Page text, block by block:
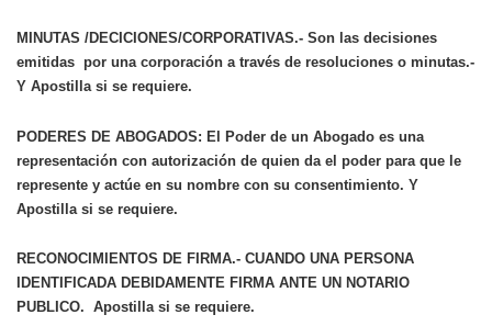
MINUTAS /DECICIONES/CORPORATIVAS.- Son las decisiones
emitidas por una corporación a través de resoluciones o minutas.-
Y Apostilla si se requiere.
PODERES DE ABOGADOS: El Poder de un Abogado es una
representación con autorización de quien da el poder para que le
represente y actúe en su nombre con su consentimiento. Y
Apostilla si se requiere.
RECONOCIMIENTOS DE FIRMA.- CUANDO UNA PERSONA
IDENTIFICADA DEBIDAMENTE FIRMA ANTE UN NOTARIO
PUBLICO. Apostilla si se requiere.